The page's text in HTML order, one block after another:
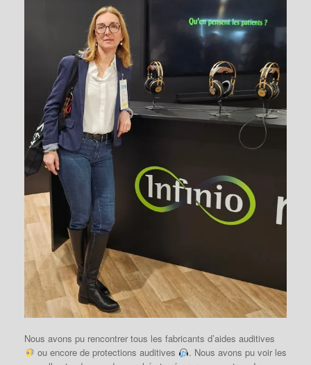
Nous avons pu rencontrer tous les fabricants d’aides auditives
ou encore de protections auditives
. Nous avons pu voir les